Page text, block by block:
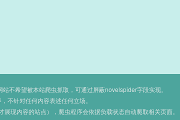
不希望被本站爬虫抓取，可通过屏蔽novelspider字段实现。
不针对任何内容表述任何立场。
现内容的站点），爬虫程序会依据负载状态自动爬取相关页面。